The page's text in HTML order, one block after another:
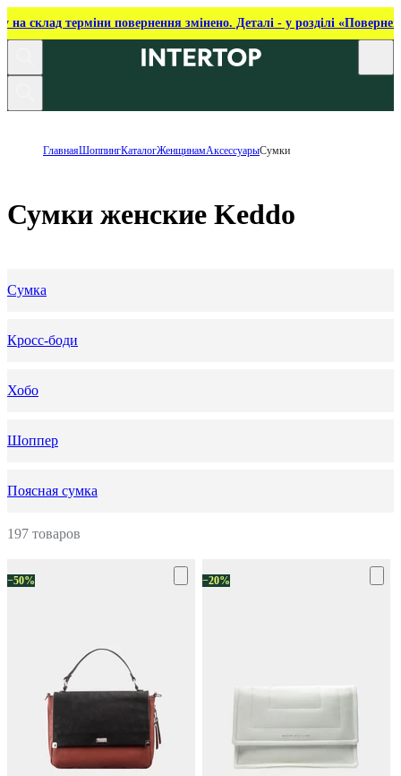
на склад терміни повернення змінено. Деталі - у розділі
ГлавнаяШоппингКаталогЖенщинамАксессуарыСумки
Сумки женские Keddo
Сумка
Кросс-боди
Хобо
Шоппер
Поясная сумка
197 товаров
−50% −20%